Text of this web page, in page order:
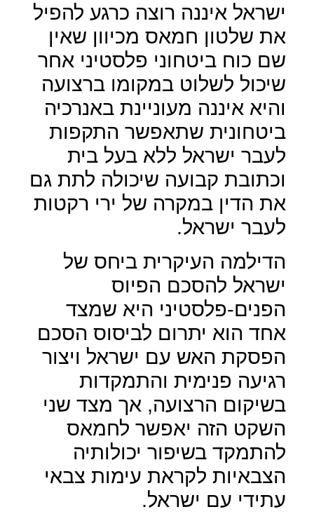
ישראל איננה רוצה כרגע להפיל
את שלטון חמאס מכיוון שאין
שם כוח ביטחוני פלסטיני אחר
שיכול לשלוט במקומו ברצועה
והיא איננה מעוניינת באנרכיה
ביטחונית שתאפשר התקפות
לעבר ישראל ללא בעל בית
וכתובת קבועה שיכולה לתת גם
את הדין במקרה של ירי רקטות
לעבר ישראל.
הדילמה העיקרית ביחס של
ישראל להסכם הפיוס
הפנים-פלסטיני היא שמצד
אחד הוא יתרום לביסוס הסכם
הפסקת האש עם ישראל ויצור
רגיעה פנימית והתמקדות
בשיקום הרצועה, אך מצד שני
השקט הזה יאפשר לחמאס
להתמקד בשיפור יכולותיה
הצבאיות לקראת עימות צבאי
עתידי עם ישראל.